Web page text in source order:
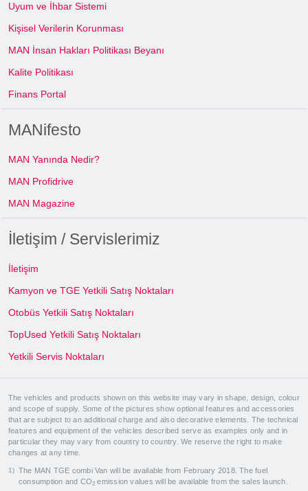
Uyum ve İhbar Sistemi
Kişisel Verilerin Korunması
MAN İnsan Hakları Politikası Beyanı
Kalite Politikası
Finans Portal
MANifesto
MAN Yanında Nedir?
MAN Profidrive
MAN Magazine
İletişim / Servislerimiz
İletişim
Kamyon ve TGE Yetkili Satış Noktaları
Otobüs Yetkili Satış Noktaları
TopUsed Yetkili Satış Noktaları
Yetkili Servis Noktaları
The vehicles and products shown on this website may vary in shape, design, colour
and scope of supply. Some of the pictures show optional features and accessories
that are subject to an additional charge and also decorative elements. The technical
features and equipment of the vehicles described serve as examples only and in
particular they may vary from country to country. We reserve the right to make
changes at any time.
The MAN TGE combi Van will be available from February 2018. The fuel
consumption and CO2 emission values will be available from the sales launch.